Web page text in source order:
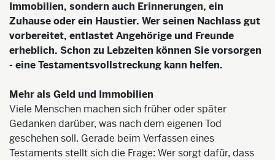
Immobilien, sondern auch Erinnerungen, ein
Zuhause oder ein Haustier. Wer seinen Nachlass gut
vorbereitet, entlastet Angehörige und Freunde
erheblich. Schon zu Lebzeiten können Sie vorsorgen
- eine Testamentsvollstreckung kann helfen.
Mehr als Geld und Immobilien
Viele Menschen machen sich früher oder später
Gedanken darüber, was nach dem eigenen Tod
geschehen soll. Gerade beim Verfassen eines
Testaments stellt sich die Frage: Wer sorgt dafür, dass